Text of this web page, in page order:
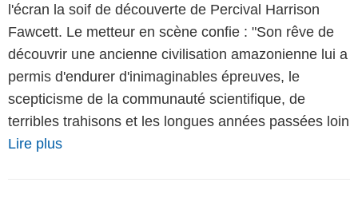
l'écran la soif de découverte de Percival Harrison
Fawcett. Le metteur en scène confie : "Son rêve de
découvrir une ancienne civilisation amazonienne lui a
permis d'endurer d'inimaginables épreuves, le
scepticisme de la communauté scientifique, de
terribles trahisons et les longues années passées loin
Lire plus